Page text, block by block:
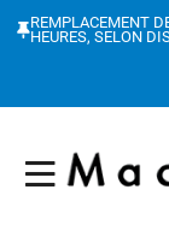
REMPLACEMENT
HEURES, SELON